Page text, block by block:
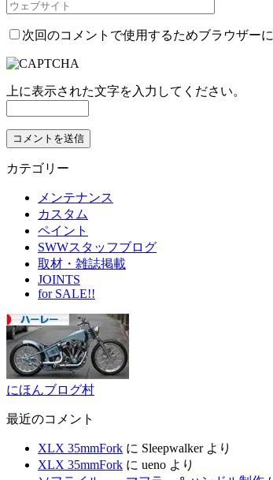
次回のコメントで使用するためブラウザー
上に表示された文字を入力してください。
カテゴリー
メンテナンス
カスタム
ペイント
SWWスタッフブログ
取材・雑誌掲載
JOINTS
for SALE!!
にほんブログ村
最近のコメント
XLX 35mmFork に Sleepwalkerより
XLX 35mmFork に ueno より